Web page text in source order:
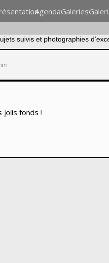
AgendaGaleries
suivis et photographies
jolis fonds !